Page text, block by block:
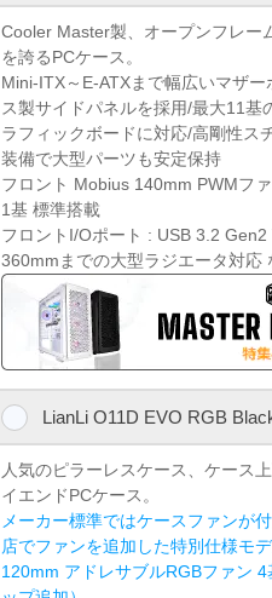
Cooler Master製、オープンフレー
を誇るPCケース。
Mini-ITX～E-ATXまで幅広いマザ
ス製サイドパネルを採用/最大11
ラフィックボードに対応/高剛性ス
装備で大型パーツも安定保持
フロント Mobius 140mm PWMフ
1基 標準搭載
フロントI/Oポート : USB 3.2 Gen2
360mmまでの大型ラジエータ対応
LianLi O11D EVO RGB
人気のピラーレスケース、ケース
イエンドPCケース。
メーカー標準ではケースファンが
店でファンを追加した特別仕様モデ
120mm アドレサブルRGBファン